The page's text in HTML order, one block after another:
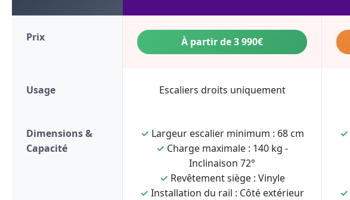
Prix À partir de 3 990€
Usage Escaliers droits uniquement
Dimensions &
Capacité
✓ Largeur escalier minimum : 68 cm
✓ Charge maximale : 140 kg -
Inclinaison 72°
✓ Revêtement siège : Vinyle
✓ Installation du rail : Côté extérieur
✓
✓